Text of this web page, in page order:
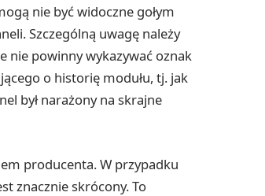
nie być widoczne gołym
Szczególną uwagę należy
nie powinny wykazywać oznak
o historię modułu, tj. jak
był narażony na skrajne
producenta. W przypadku
znacznie skrócony. To